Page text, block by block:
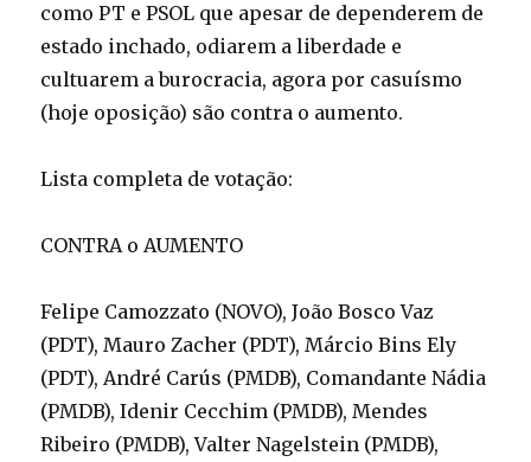
como PT e PSOL que apesar de dependerem de
estado inchado, odiarem a liberdade e
cultuarem a burocracia, agora por casuísmo
(hoje oposição) são contra o aumento.
Lista completa de votação:
CONTRA o AUMENTO
Felipe Camozzato (NOVO), João Bosco Vaz
(PDT), Mauro Zacher (PDT), Márcio Bins Ely
(PDT), André Carús (PMDB), Comandante Nádia
(PMDB), Idenir Cecchim (PMDB), Mendes
Ribeiro (PMDB), Valter Nagelstein (PMDB),